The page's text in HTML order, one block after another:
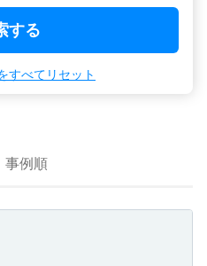
する
すべてリセット
事例順